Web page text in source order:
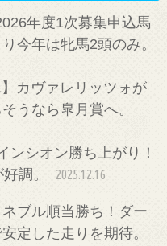
年度1次募集申込馬
今年は牝馬2頭のみ。
】カヴァレリッツォが
うなら皐月賞へ。
ンシオン勝ち上がり！
調。
2025.12.16
ネブル順当勝ち！ダー
定した走りを期待。